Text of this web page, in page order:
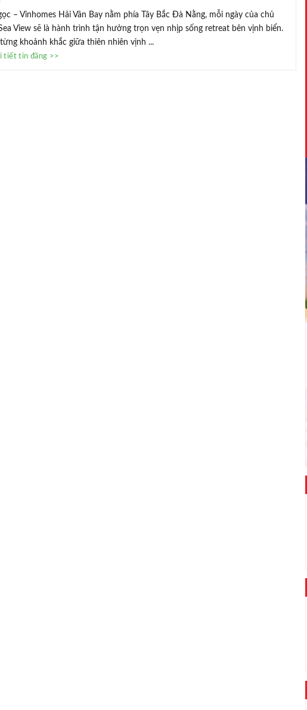
Với hơn 1000 căn nhà và 50 sales
– Vinhomes Hải Vân Bay nằm phía Tây Bắc Đà Nằng, mỗi ngày của chủ
View sẽ là hành trình tận hưởng trọn vẹn nhịp sống retreat bên vịnh biển.
khoảnh khắc giữa thiên nhiên vịnh ...
tiết tin đăng >>